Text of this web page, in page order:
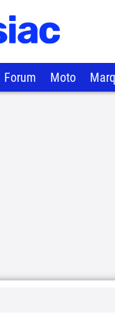
Forum Moto